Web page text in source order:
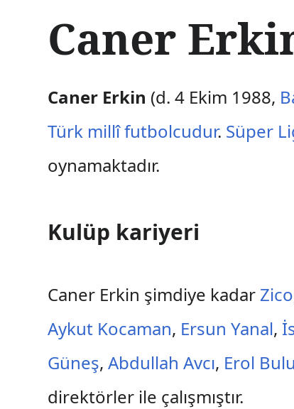
e
r
e
t
a
Caner
Caner Erkin (d. 4 Ekim 1988,
Türk millîfutbolcudur. Süper
oynamaktadır.
Kulüp kariyeri
Caner Erkin şimdiye kadar Zico
Aykut Kocaman, Ersun Yanal,
Güneş,Abdullah Avcı, Erol
direktörler ile çalışmıştır.